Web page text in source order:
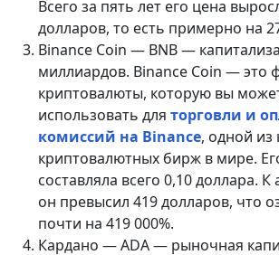
Всего за пять лет его цена
долларов, то есть примерно на
Binance Coin — BNB —
миллиардов. Binance Coin — это
криптовалюты, которую вы
использовать для торговли и
комиссий на Binance, одной
криптовалютных бирж в мире.
составляла всего 0,10 доллара. К
он превысил 419 долларов, что
почти на 419 000%.
Кардано — ADA — рыночная